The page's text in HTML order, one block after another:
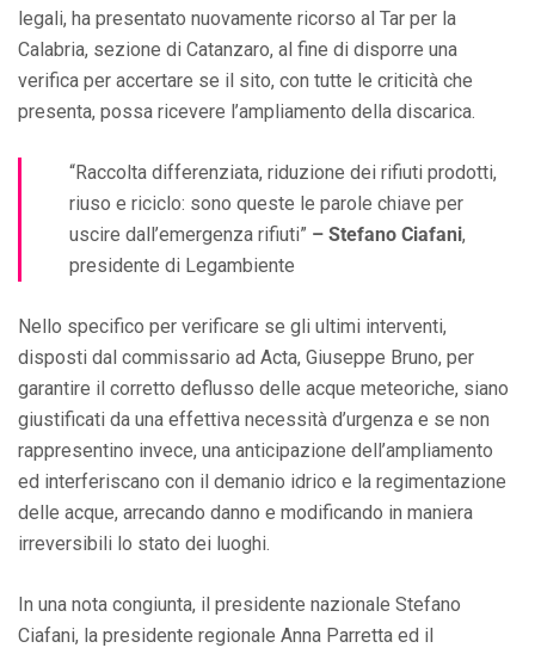
legali, ha presentato nuovamente ricorso al Tar per la
Calabria, sezione di Catanzaro, al fine di disporre una
verifica per accertare se il sito, con tutte le criticità che
presenta, possa ricevere l’ampliamento della discarica.
“Raccolta differenziata, riduzione dei rifiuti prodotti,
riuso e riciclo: sono queste le parole chiave per
uscire dall’emergenza rifiuti” – Stefano Ciafani,
presidente di Legambiente
Nello specifico per verificare se gli ultimi interventi,
disposti dal commissario ad Acta, Giuseppe Bruno, per
garantire il corretto deflusso delle acque meteoriche, siano
giustificati da una effettiva necessità d’urgenza e se non
rappresentino invece, una anticipazione dell’ampliamento
ed interferiscano con il demanio idrico e la regimentazione
delle acque, arrecando danno e modificando in maniera
irreversibili lo stato dei luoghi.
In una nota congiunta, il presidente nazionale Stefano
Ciafani, la presidente regionale Anna Parretta ed il